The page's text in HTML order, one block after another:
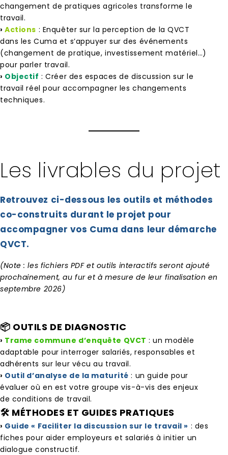
changement de pratiques agricoles transforme le
travail.
›Actions : Enquêter sur la perception de la QVCT
dans les Cuma et s’appuyer sur des événements
(changement de pratique, investissement matériel…)
pour parler travail.
› Objectif : Créer des espaces de discussion sur le
travail réel pour accompagner les changements
techniques.
Les livrables du projet
Retrouvez ci-dessous les outils et méthodes
co-construits durant le projet pour
accompagner vos Cuma dans leur démarche
QVCT.
(Note : les fichiers PDF et outils interactifs seront ajouté
prochainement, au fur et à mesure de leur finalisation en
septembre 2026)
📦 OUTILS DE DIAGNOSTIC
› Trame commune d’enquête QVCT : un modèle
adaptable pour interroger salariés, responsables et
adhérents sur leur vécu au travail.
› Outil d’analyse de la maturité : un guide pour
évaluer où en est votre groupe vis-à-vis des enjeux
de conditions de travail.
🛠️ MÉTHODES ET GUIDES PRATIQUES
› Guide « Faciliter la discussion sur le travail » : des
fiches pour aider employeurs et salariés à initier un
dialogue constructif.